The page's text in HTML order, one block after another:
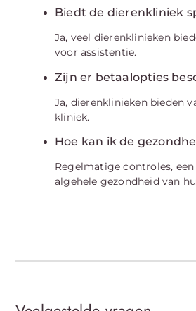
Biedt de dierenkliniek
Ja, veel dierenklinieken
voor assistentie.
Zijn er betaalopties
Ja, dierenklinieken bieden
kliniek.
Hoe kan ik de
Regelmatige controles,
algehele gezondheid van